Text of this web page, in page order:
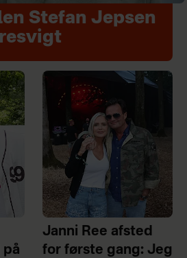
Stefan Jepsen
på
Janni Ree afsted
for første gang: Jeg